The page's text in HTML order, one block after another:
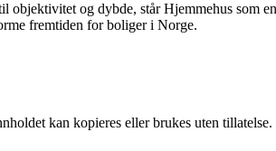
objektivitet og dybde, står Hjemmehus som
fremtiden for boliger i Norge.
kan kopieres eller brukes uten tillatelse.